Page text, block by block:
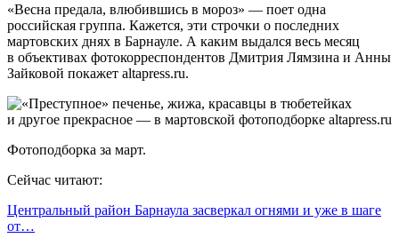
«Весна предала, влюбившись в мороз» — поет одна
российская группа. Кажется, эти строчки о последних
мартовских днях в Барнауле. А каким выдался весь месяц
в объективах фотокорреспондентов Дмитрия Лямзина и Анны
Зайковой покажет altapress.ru.
Фотоподборка за март.
Сейчас читают:
Центральный район Барнаула засверкал огнями и уже в шаге
от…